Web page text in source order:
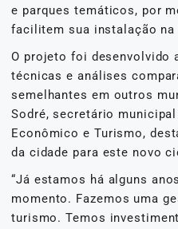
e parques temáticos, por
facilitem sua instalação na
O projeto foi desenvolvido
técnicas e análises
semelhantes em outros
Sodré, secretário
Econômico e Turismo,
da cidade para este novo
“Já estamos há alguns
momento. Fazemos uma
turismo. Temos